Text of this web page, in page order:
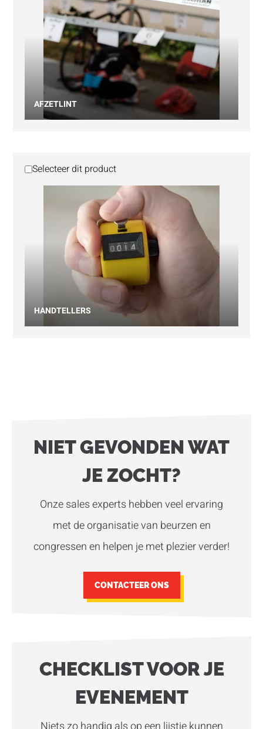
AFZETLINT
Selecteer dit product
HANDTELLERS
NIET GEVONDEN WAT
JE ZOCHT?
Onze sales experts hebben veel ervaring
met de organisatie van beurzen en
congressen en helpen je met plezier verder!
CONTACTEER ONS
CHECKLIST VOOR JE
EVENEMENT